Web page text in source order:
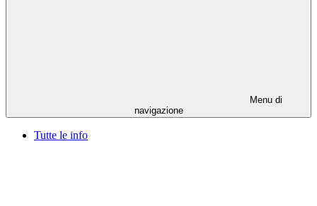
Menu di
navigazione
Tutte le info